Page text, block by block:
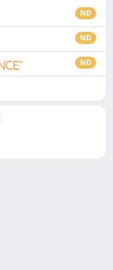
ND
ND
ND